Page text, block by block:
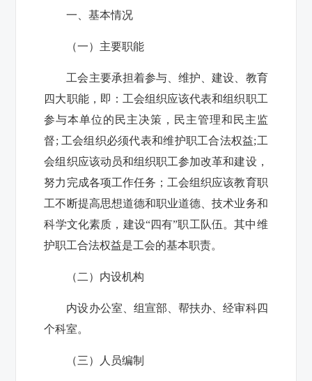
一、基本情况
（一）主要职能
工会主要承担着参与、维护、建设、教育
四大职能，即：工会组织应该代表和组织职工
参与本单位的民主决策，民主管理和民主监
督; 工会组织必须代表和维护职工合法权益;工
会组织应该动员和组织职工参加改革和建设，
努力完成各项工作任务；工会组织应该教育职
工不断提高思想道德和职业道德、技术业务和
科学文化素质，建设“四有”职工队伍。其中维
护职工合法权益是工会的基本职责。
（二）内设机构
内设办公室、组宣部、帮扶办、经审科四
个科室。
（三）人员编制